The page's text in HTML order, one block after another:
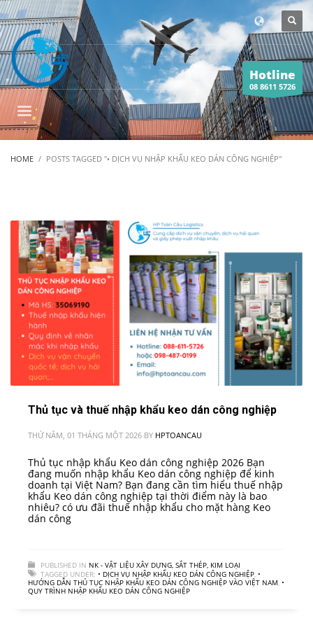
Hotline
08 8611 5726
HOME POSTS TAGGED "• DỊCH VỤ NHẬP KHẨU KEO DÁN CÔNG NGHIỆP"
Thủ tục và thuế nhập khẩu keo dán công nghiệp
THỨ NĂM, 01 THÁNG MỘT 2026 BY HPTOANCAU
Thủ tục nhập khẩu Keo dán công nghiệp 2026 Bạn
đang muốn nhập khẩu Keo dán công nghiệp để kinh
doanh tại Việt Nam? Bạn đang cần tìm hiểu thuế nhập
khẩu Keo dán công nghiệp tại thời điểm này là bao
nhiêu? có ưu đãi thuế nhập khẩu cho mặt hàng Keo
dán công
PUBLISHED IN NK - VẬT LIỆU XÂY DỰNG, SẮT THÉP, KIM LOẠI
TAGGED UNDER: • DỊCH VỤ NHẬP KHẨU KEO DÁN CÔNG NGHIỆP, •
HƯỚNG DẪN THỦ TỤC NHẬP KHẨU KEO DÁN CÔNG NGHIỆP VÀO VIỆT NAM, •
QUY TRÌNH NHẬP KHẨU KEO DÁN CÔNG NGHIỆP